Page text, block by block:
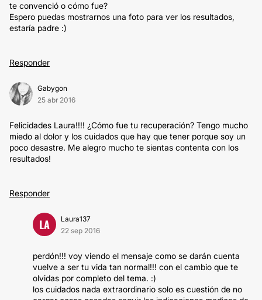
te convenció o cómo fue?
Espero puedas mostrarnos una foto para ver los resultados,
estaría padre :)
Responder
Gabygon
25 abr 2016
Felicidades Laura!!!! ¿Cómo fue tu recuperación? Tengo mucho
miedo al dolor y los cuidados que hay que tener porque soy un
poco desastre. Me alegro mucho te sientas contenta con los
resultados!
Responder
LA
Laura137
22 sep 2016
perdón!!! voy viendo el mensaje como se darán cuenta
vuelve a ser tu vida tan normal!!! con el cambio que te
olvidas por completo del tema. :)
los cuidados nada extraordinario solo es cuestión de no